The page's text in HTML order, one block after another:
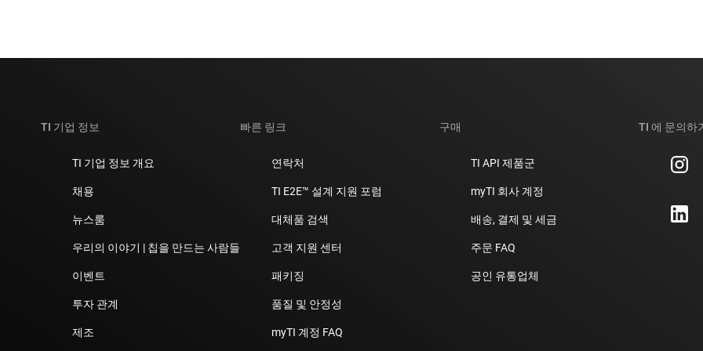
TI 기업 정보
TI 기업 정보 개요
채용
뉴스룸
우리의 이야기 | 칩을 만드는 사람들
이벤트
투자 관계
제조
빠른 링크
연락처
TI E2E™ 설계 지원 포럼
대체품 검색
고객 지원 센터
패키징
품질 및 안정성
myTI 계정 FAQ
구매
TI API 제품군
myTI 회사 계정
배송, 결제 및 세금
주문 FAQ
공인 유통업체
TI 에 문의하